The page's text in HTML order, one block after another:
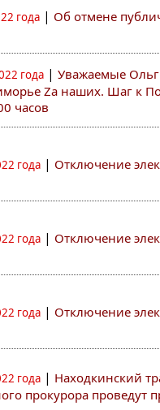
года | Об отмене
года | Уважаемые
Zа наших. Шаг к
часов
года | Отключение
года | Отключение
года | Отключение
года | Находкинский
прокурора проведут